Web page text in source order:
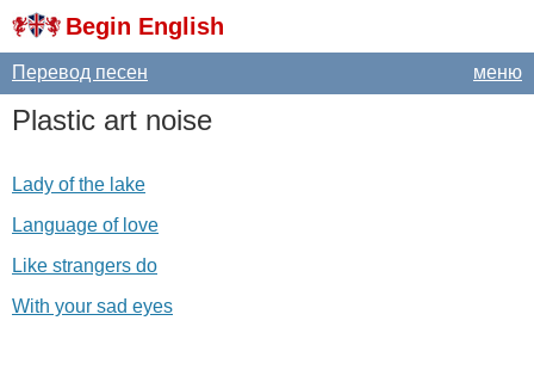
Begin English
меню
Перевод песен
Plastic art noise
Lady of the lake
Language of love
Like strangers do
With your sad eyes